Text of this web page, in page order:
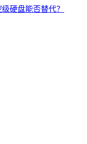
硬盘能否替代？